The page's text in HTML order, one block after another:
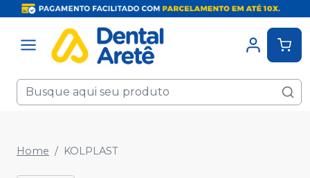
Home KOLPLAST